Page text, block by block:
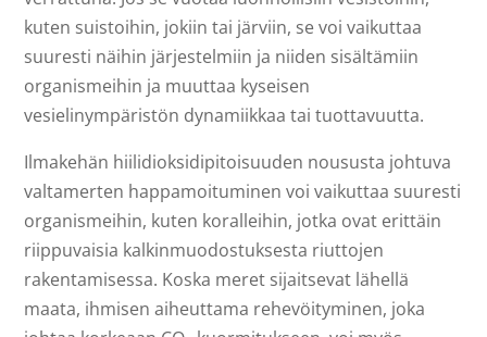
kuten suistoihin, jokiin tai järviin, se voi vaikuttaa
suuresti näihin järjestelmiin ja niiden sisältämiin
organismeihin ja muuttaa kyseisen
vesielinympäristön dynamiikkaa tai tuottavuutta.
Ilmakehän hiilidioksidipitoisuuden noususta johtuva
valtamerten happamoituminen voi vaikuttaa suuresti
organismeihin, kuten koralleihin, jotka ovat erittäin
riippuvaisia kalkinmuodostuksesta riuttojen
rakentamisessa. Koska meret sijaitsevat lähellä
maata, ihmisen aiheuttama rehevöityminen, joka